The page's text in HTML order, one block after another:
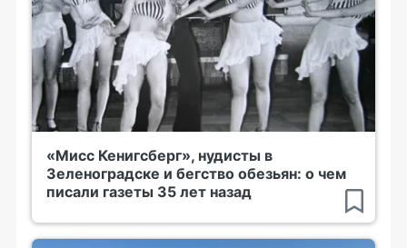
«Мисс Кенигсберг», нудисты в
Зеленоградске и бегство обезьян: о чем
писали газеты 35 лет назад